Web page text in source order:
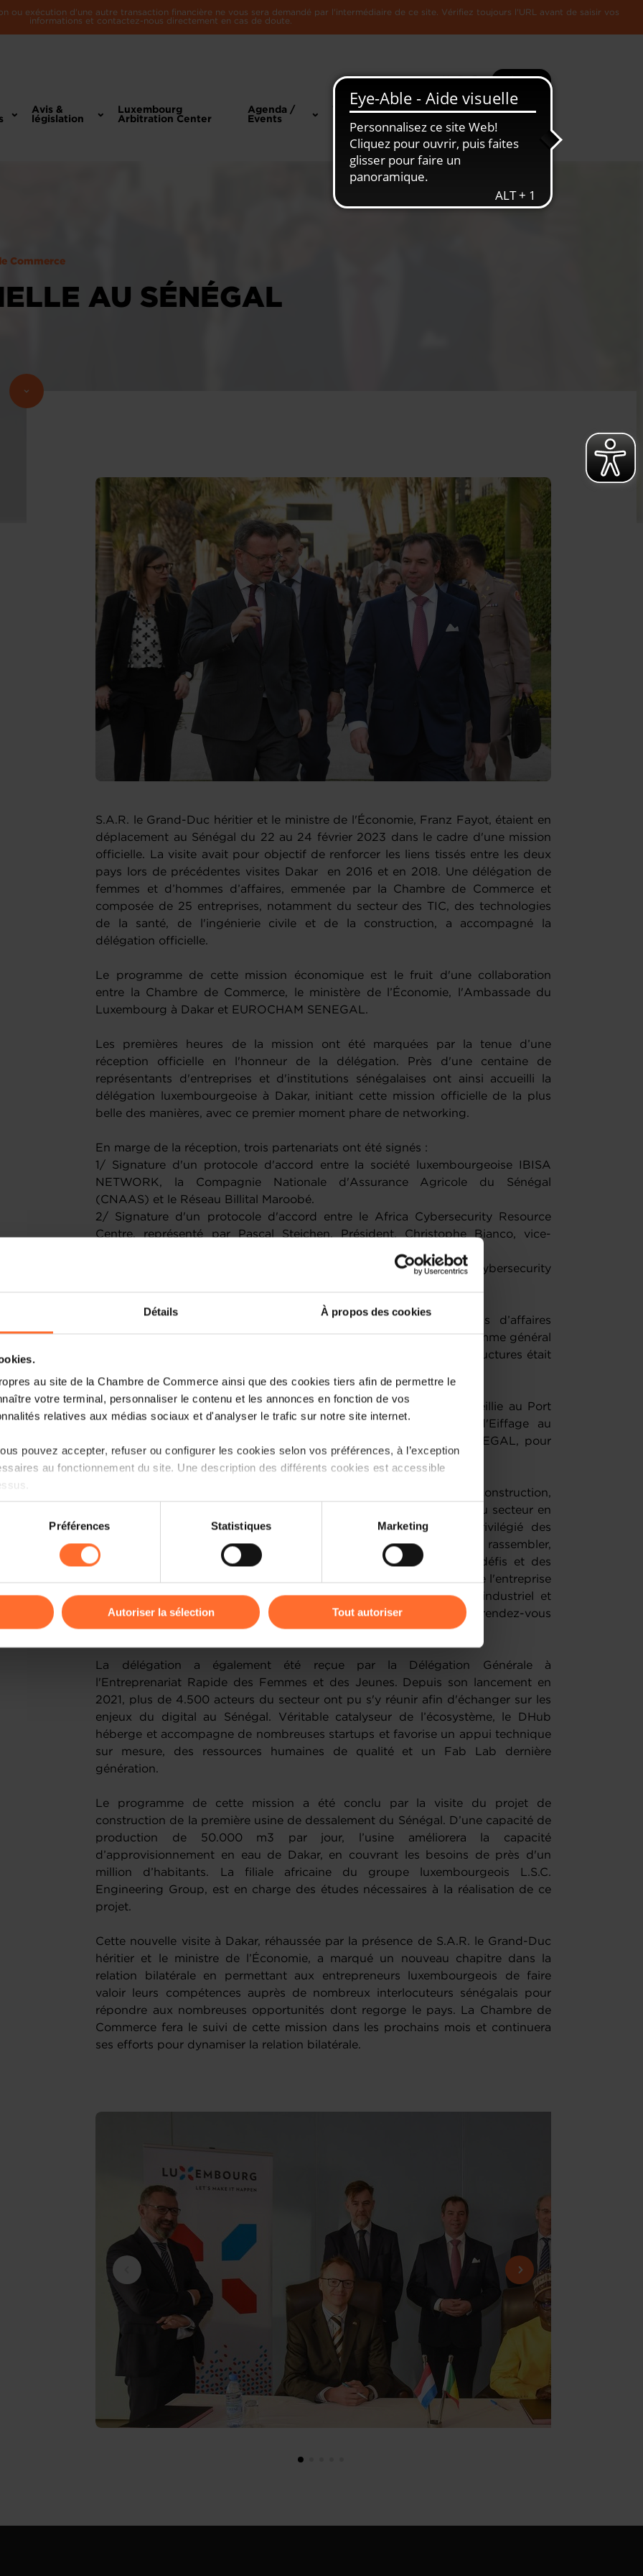
Détails À propos des cookies
au site de la Chambre de Commerce ainsi que des cookies tiers afin de permettre le
votre terminal, personnaliser le contenu et les annonces en fonction de vos
relatives aux médias sociaux et d'analyser le trafic sur notre site internet.
pouvez accepter, refuser ou configurer les cookies selon vos préférences, à l’exception
au fonctionnement du site. Une description des différents cookies est accessible
sur le site et certaines fonctionnalités (ex : lecture de vidéos, partage sur les réseaux
ou des cookies non nécessaires.
Charte d’usage des cookies et notre
Politique de protection des données
Préférences Statistiques Marketing
Autoriser la sélection Tout autoriser
ou exécution d'une autre transaction financière ne vous sera demandé par l'intermédiaire de ce site. Vérifiez toujours l'URL avant de saisir vos
informations et contactez-nous directement en cas de doute.
Recherche Plus
Avis &
législation
Luxembourg
Arbitration Center
Agenda /
Events
Toute
L'Economie
Commerce
AU SÉNÉGAL
S.A.R. le Grand-Duc héritier et le ministre de l'Économie, Franz Fayot, étaient en
déplacement au Sénégal du 22 au 24 février 2023 dans le cadre d'une mission
officielle. La visite avait pour objectif de renforcer les liens tissés entre les deux
pays lors de précédentes visites Dakar en 2016 et en 2018. Une délégation de
femmes et d’hommes d’affaires, emmenée par la Chambre de Commerce et
composée de 25 entreprises, notamment du secteur des TIC, des technologies
de la santé, de l'ingénierie civile et de la construction, a accompagné la
délégation officielle.
Le programme de cette mission économique est le fruit d'une collaboration
entre la Chambre de Commerce, le ministère de l’Économie, l'Ambassade du
Luxembourg à Dakar et EUROCHAM SENEGAL.
Les premières heures de la mission ont été marquées par la tenue d’une
réception officielle en l'honneur de la délégation. Près d'une centaine de
représentants d'entreprises et d'institutions sénégalaises ont ainsi accueilli la
délégation luxembourgeoise à Dakar, initiant cette mission officielle de la plus
belle des manières, avec ce premier moment phare de networking.
En marge de la réception, trois partenariats ont été signés :
1/ Signature d'un protocole d'accord entre la société luxembourgeoise IBISA
NETWORK, la Compagnie Nationale d'Assurance Agricole du Sénégal
(CNAAS) et le Réseau Billital Maroobé.
2/ Signature d'un protocole d'accord entre le Africa Cybersecurity Resource
Centre, représenté par Pascal Steichen, Président, Christophe Bianco, vice-
3/ Signature d'une Convention de partenariat entre le Africa Cybersecurity
Si le programme était principalement axé sur des rendez-vous d’affaires
organisés au préalable pour les entreprises participantes, un programme général
principalement destiné au secteur de la construction et des infrastructures était
Une partie de la délégation économique en visite a ainsi été accueillie au Port
Autonome de Dakar par Franck Monpaté, Directeur Général d'Eiffage au
Sénégal, et Nicolas Soyère, Secrétaire Général d'EUROCHAM SENEGAL, pour
une visite en mer de ce véritable hub logistique régional.
La délégation a visité SENCON Expo 2023, le salon annuel de la construction,
de la finition et de l'infrastructure à Dakar. Rassemblement phare du secteur en
Afrique de l'Ouest, ce salon constitue le point de rencontre privilégié des
développeurs, architectes, ingénieurs et distributeurs pour se rassembler,
interagir, réseauter et discuter des tendances de l'industrie, des défis et des
perspectives du marché. La délégation a également visité le stand de l'entreprise
Bâtimentsmoinschers.com, leader dans le domaine du bâtiment industriel et
hangar agricole. L'entreprise luxembourgeoise est fidèle au rendez-vous
SENCON depuis 2018.
La délégation a également été reçue par la Délégation Générale à
l'Entreprenariat Rapide des Femmes et des Jeunes. Depuis son lancement en
2021, plus de 4.500 acteurs du secteur ont pu s'y réunir afin d'échanger sur les
enjeux du digital au Sénégal. Véritable catalyseur de l’écosystème, le DHub
héberge et accompagne de nombreuses startups et favorise un appui technique
sur mesure, des ressources humaines de qualité et un Fab Lab dernière
génération.
Le programme de cette mission a été conclu par la visite du projet de
construction de la première usine de dessalement du Sénégal. D’une capacité de
production de 50.000 m3 par jour, l’usine améliorera la capacité
d’approvisionnement en eau de Dakar, en couvrant les besoins de près d'un
million d’habitants. La filiale africaine du groupe luxembourgeois L.S.C.
Engineering Group, est en charge des études nécessaires à la réalisation de ce
projet.
Cette nouvelle visite à Dakar, réhaussée par la présence de S.A.R. le Grand-Duc
héritier et le ministre de l’Économie, a marqué un nouveau chapitre dans la
relation bilatérale en permettant aux entrepreneurs luxembourgeois de faire
valoir leurs compétences auprès de nombreux interlocuteurs sénégalais pour
répondre aux nombreuses opportunités dont regorge le pays. La Chambre de
Commerce fera le suivi de cette mission dans les prochains mois et continuera
ses efforts pour dynamiser la relation bilatérale.